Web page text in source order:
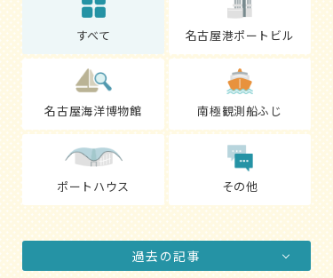
すべて 名古屋港ポートビル
名古屋海洋博物館 南極観測船ふじ
ポートハウス その他
過去の記事